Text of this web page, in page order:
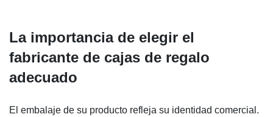
La importancia de elegir el
fabricante de cajas de regalo
adecuado
El embalaje de su producto refleja su identidad comercial.